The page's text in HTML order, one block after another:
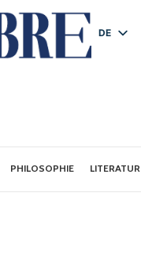
DE
PHILOSOPHIE LITERATUR